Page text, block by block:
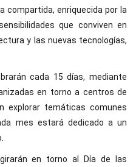
compartida, enriquecida por la
que conviven en
y las nuevas tecnologías,
cada 15 días, mediante
en torno a centros de
explorar temáticas comunes
mes estará dedicado a un
en torno al Día de las